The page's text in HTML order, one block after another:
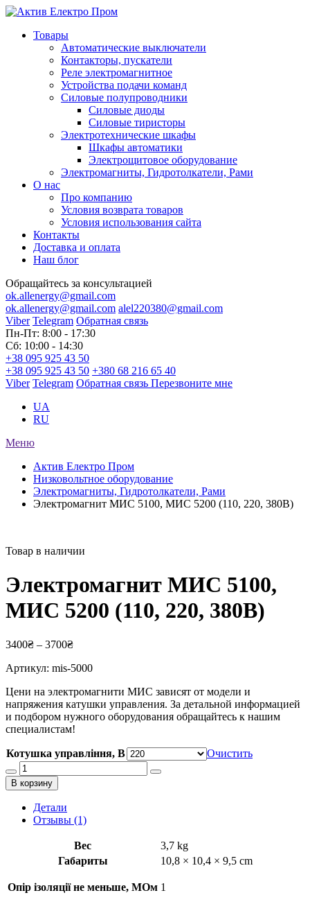
Товары
Автоматические выключатели
Контакторы, пускатели
Реле электромагнитное
Устройства подачи команд
Силовые полупроводники
Силовые диоды
Силовые тиристоры
Электротехнические шкафы
Шкафы автоматики
Электрощитовое оборудование
Электромагниты, Гидротолкатели, Рами
О нас
Про компанию
Условия возврата товаров
Условия использования сайта
Контакты
Доставка и оплата
Наш блог
Обращайтесь за консультацией
ok.allenergy@gmail.com
ok.allenergy@gmail.com alel220380@gmail.com
Viber Telegram Обратная связь
Пн-Пт: 8:00 - 17:30
Сб: 10:00 - 14:30
+38 095 925 43 50
+38 095 925 43 50 +380 68 216 65 40
Viber Telegram Обратная связь Перезвоните мне
UA
RU
Меню
Актив Електро Пром
Низковольтное оборудование
Электромагниты, Гидротолкатели, Рами
Электромагнит МИС 5100, МИС 5200 (110, 220, 380В)
Товар в наличии
Электромагнит МИС 5100,
МИС 5200 (110, 220, 380В)
3400₴ – 3700₴
Артикул: mis-5000
Цени на электромагнити МИС зависят от модели и
напряжения катушки управления. За детальной информацией
и подбором нужного оборудования обращайтесь к нашим
специалистам!
Котушка управління, В
Очистить
Количество
товара
Электромагнит
МИС
5100,
В корзину
Детали
Отзывы (1)
Вес
3,7 kg
Габариты
10,8 × 10,4 × 9,5 cm
Опір ізоляції не меньше, МОм 1